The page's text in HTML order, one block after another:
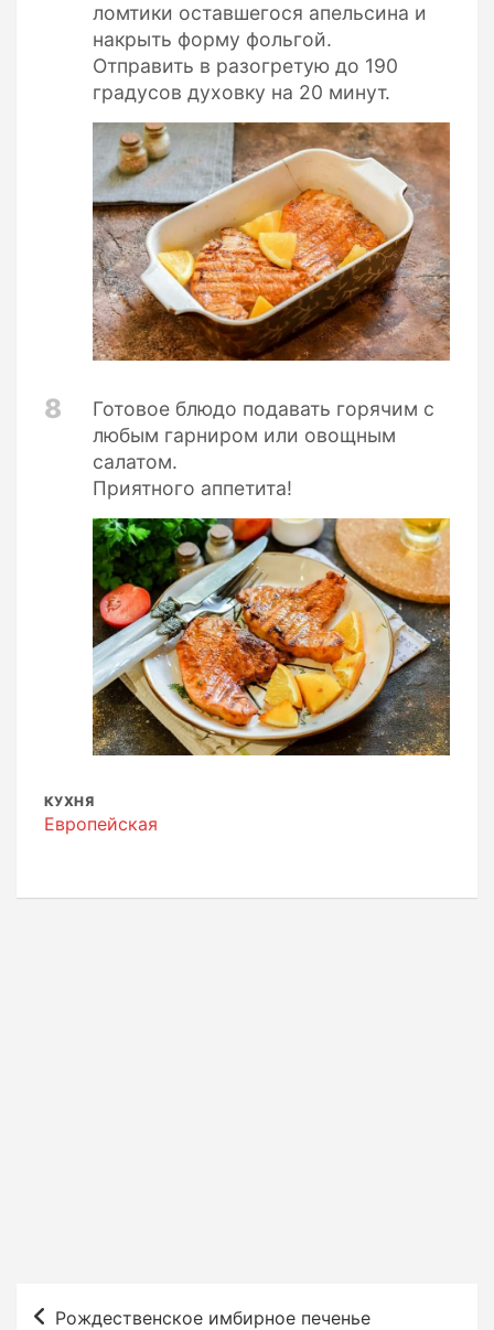
ломтики оставшегося апельсина и
накрыть форму фольгой.
Отправить в разогретую до 190
градусов духовку на 20 минут.
8
Готовое блюдо подавать горячим с
любым гарниром или овощным
салатом.
Приятного аппетита!
КУХНЯ
Европейская
Рождественское имбирное печенье